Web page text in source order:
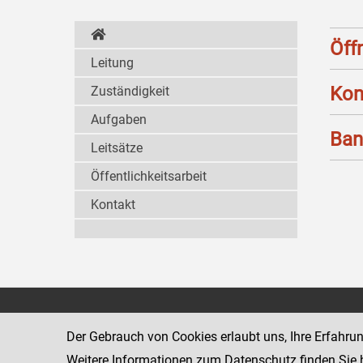
Leitung
Zuständigkeit
Aufgaben
Leitsätze
Öffentlichkeitsarbeit
Kontakt
www.justiz.gv.at/stak
Der Gebrauch von Cookies erlaubt uns, Ihre